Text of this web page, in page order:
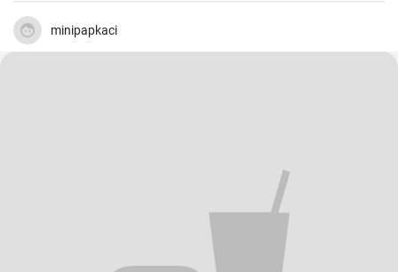
minipapkaci